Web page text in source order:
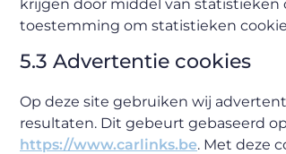
krijgen door middel van statistieken
toestemming om statistieken
5.3 Advertentie cookies
Op deze site gebruiken wij
resultaten. Dit gebeurt gebaseerd
https://www.carlinks.be. Met deze